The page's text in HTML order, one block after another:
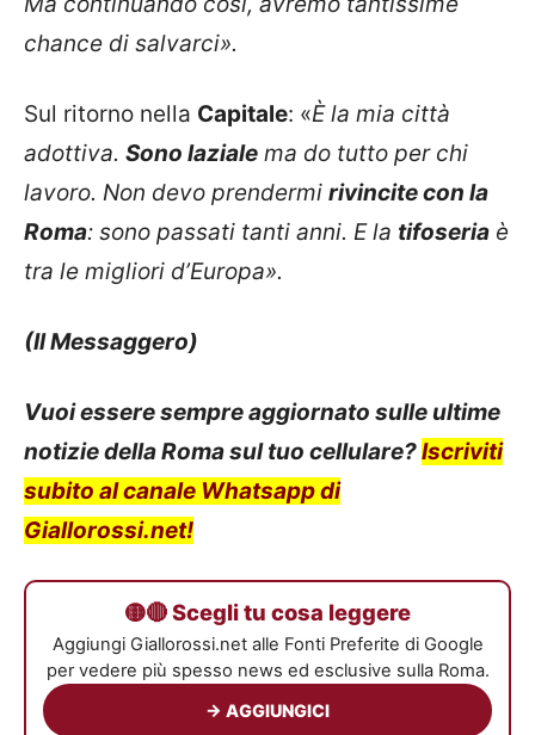
chance di salvarci».
Sul ritorno nella Capitale: «È la mia città
adottiva. Sono laziale ma do tutto per chi
lavoro. Non devo prendermi rivincite con la
Roma: sono passati tanti anni. E la tifoseria è
tra le migliori d’Europa».
(Il Messaggero)
Vuoi essere sempre aggiornato sulle ultime
notizie della Roma sul tuo cellulare?Iscriviti
subito al canale Whatsapp di
Giallorossi.net!
🟡🔴 Scegli tu cosa leggere
Aggiungi Giallorossi.net alle Fonti Preferite di Google
per vedere più spesso news ed esclusive sulla Roma.
→ AGGIUNGICI